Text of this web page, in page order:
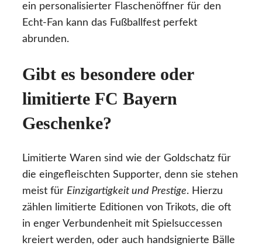
ein personalisierter Flaschenöffner für den
Echt-Fan kann das Fußballfest perfekt
abrunden.
Gibt es besondere oder
limitierte FC Bayern
Geschenke?
Limitierte Waren sind wie der Goldschatz für
die eingefleischten Supporter, denn sie stehen
meist für Einzigartigkeit und Prestige. Hierzu
zählen limitierte Editionen von Trikots, die oft
in enger Verbundenheit mit Spielsuccessen
kreiert werden, oder auch handsignierte Bälle